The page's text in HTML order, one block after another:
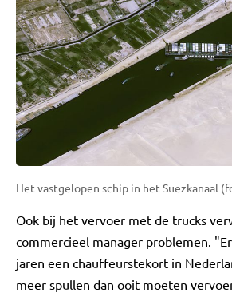
Het vastgelopen schip in het Suezkanaal
Ook bij het vervoer met de trucks
commercieel manager problemen.
jaren een chauffeurstekort in
meer spullen dan ooit moeten